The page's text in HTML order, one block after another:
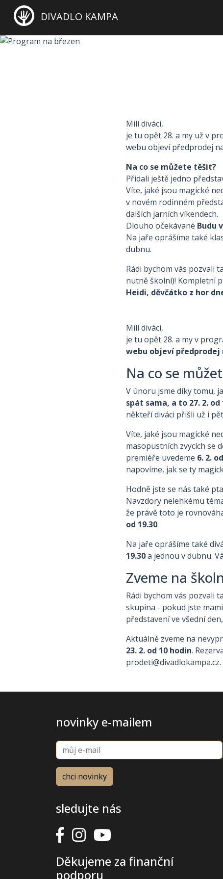
DIVADLO KAMPA
Milí diváci,
je tu opět 28. a my už v
webu objeví předprodej
Na co se můžete těšit?
Přidali ještě jedno
Víte, jaké jsou magické
v novém rodinném
dalších jarních víkendech.
Dlouho očekávané Budu
Na jaře oprášíme také
dubnu.
Rádi bychom vás pozvali
nutně školní)! Kompletní
Heidi, děvčátko z hor
Milí diváci,
je tu opět 28. a my v
webu objeví předprodej
Na co se
V únoru jsme díky tomu,
spát sama, a to 27. 2. od
někteří diváci přišli už i
Víte, jaké jsou magické
masopustních zvycích se
premiéře uvedeme 6. 2.
napovíme, jak se ty
Hodně jste se nás také
Navzdory nelehkému
že právě toto je
od 19.30.
Na jaře oprášíme také
19.30a jednou v dubnu.
Zveme na
Rádi bychom vás pozvali
skupina - pokud jste
představení ve všední
Aktuálně zveme na
23. 2. od 10 hodin.
prodeti@divadlokampa.cz.
novinky e-mailem
sledujte nás
Děkujeme za finanční
podporu